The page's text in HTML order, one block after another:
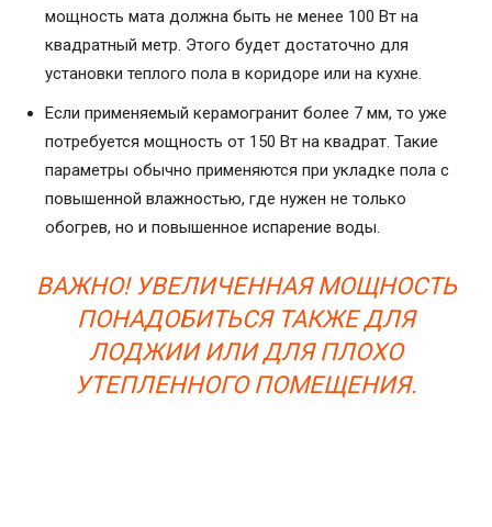
мощность мата должна быть не менее 100 Вт на
квадратный метр. Этого будет достаточно для
установки теплого пола в коридоре или на кухне.
Если применяемый керамогранит более 7 мм, то уже
потребуется мощность от 150 Вт на квадрат. Такие
параметры обычно применяются при укладке пола с
повышенной влажностью, где нужен не только
обогрев, но и повышенное испарение воды.
ВАЖНО! УВЕЛИЧЕННАЯ МОЩНОСТЬ
ПОНАДОБИТЬСЯ ТАКЖЕ ДЛЯ
ЛОДЖИИ ИЛИ ДЛЯ ПЛОХО
УТЕПЛЕННОГО ПОМЕЩЕНИЯ.